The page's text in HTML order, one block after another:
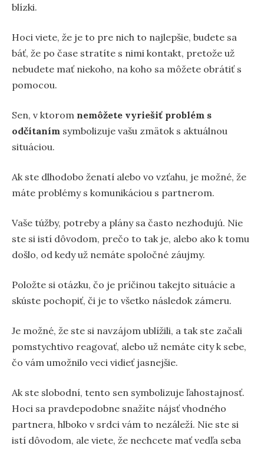
blízki.
Hoci viete, že je to pre nich to najlepšie, budete sa
báť, že po čase stratíte s nimi kontakt, pretože už
nebudete mať niekoho, na koho sa môžete obrátiť s
pomocou.
Sen, v ktorom nemôžete vyriešiť problém s
odčítaním symbolizuje vašu zmätok s aktuálnou
situáciou.
Ak ste dlhodobo ženatí alebo vo vzťahu, je možné, že
máte problémy s komunikáciou s partnerom.
Vaše túžby, potreby a plány sa často nezhodujú. Nie
ste si istí dôvodom, prečo to tak je, alebo ako k tomu
došlo, od kedy už nemáte spoločné záujmy.
Položte si otázku, čo je príčinou takejto situácie a
skúste pochopiť, či je to všetko následok zámeru.
Je možné, že ste si navzájom ublížili, a tak ste začali
pomstychtivo reagovať, alebo už nemáte city k sebe,
čo vám umožnilo veci vidieť jasnejšie.
Ak ste slobodní, tento sen symbolizuje ľahostajnosť.
Hoci sa pravdepodobne snažíte nájsť vhodného
partnera, hlboko v srdci vám to nezáleží. Nie ste si
istí dôvodom, ale viete, že nechcete mať vedľa seba